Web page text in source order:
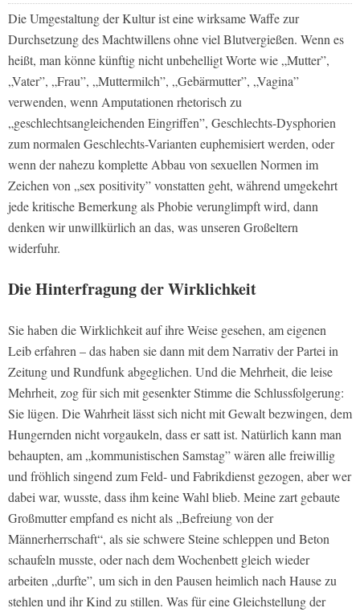
Die Umgestaltung der Kultur ist eine wirksame Waffe zur
Durchsetzung des Machtwillens ohne viel Blutvergießen. Wenn es
heißt, man könne künftig nicht unbehelligt Worte wie „Mutter”,
„Vater”, „Frau”, „Muttermilch”, „Gebärmutter”, „Vagina”
verwenden, wenn Amputationen rhetorisch zu
„geschlechtsangleichenden Eingriffen”, Geschlechts-Dysphorien
zum normalen Geschlechts-Varianten euphemisiert werden, oder
wenn der nahezu komplette Abbau von sexuellen Normen im
Zeichen von „sex positivity” vonstatten geht, während umgekehrt
jede kritische Bemerkung als Phobie verunglimpft wird, dann
denken wir unwillkürlich an das, was unseren Großeltern
widerfuhr.
Die Hinterfragung der Wirklichkeit
Sie haben die Wirklichkeit auf ihre Weise gesehen, am eigenen
Leib erfahren – das haben sie dann mit dem Narrativ der Partei in
Zeitung und Rundfunk abgeglichen. Und die Mehrheit, die leise
Mehrheit, zog für sich mit gesenkter Stimme die Schlussfolgerung:
Sie lügen. Die Wahrheit lässt sich nicht mit Gewalt bezwingen, dem
Hungernden nicht vorgaukeln, dass er satt ist. Natürlich kann man
behaupten, am „kommunistischen Samstag” wären alle freiwillig
und fröhlich singend zum Feld- und Fabrikdienst gezogen, aber wer
dabei war, wusste, dass ihm keine Wahl blieb. Meine zart gebaute
Großmutter empfand es nicht als „Befreiung von der
Männerherrschaft“, als sie schwere Steine schleppen und Beton
schaufeln musste, oder nach dem Wochenbett gleich wieder
arbeiten „durfte”, um sich in den Pausen heimlich nach Hause zu
stehlen und ihr Kind zu stillen. Was für eine Gleichstellung der